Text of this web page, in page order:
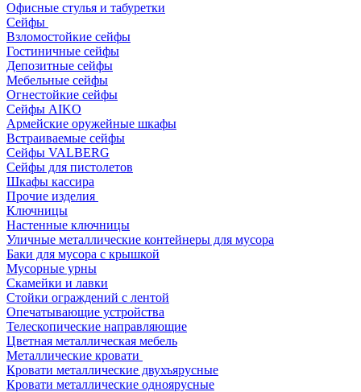
Офисные стулья и табуретки
Сейфы
Взломостойкие сейфы
Гостиничные сейфы
Депозитные сейфы
Мебельные сейфы
Огнестойкие сейфы
Сейфы AIKO
Армейские оружейные шкафы
Встраиваемые сейфы
Сейфы VALBERG
Сейфы для пистолетов
Шкафы кассира
Прочие изделия
Ключницы
Настенные ключницы
Уличные металлические контейнеры для мусора
Баки для мусора с крышкой
Мусорные урны
Скамейки и лавки
Стойки ограждений с лентой
Опечатывающие устройства
Телескопические направляющие
Цветная металлическая мебель
Металлические кровати
Кровати металлические двухъярусные
Кровати металлические одноярусные